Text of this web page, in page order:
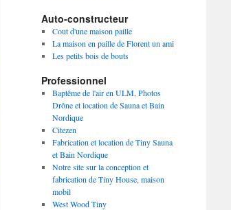
Auto-constructeur
Cout d'une maison paille
La maison en paille de Florent un ami
Les petits bois de bouts
Professionnel
Baptême de l'air en ULM, Photos
Drône et location de Sauna et Bain
Nordique
Citezen
Fabrication et location de Tiny Sauna
et Bain Nordique
Notre site sur la conception et
fabrication de Tiny House, maison
mobil
West Wood Tiny